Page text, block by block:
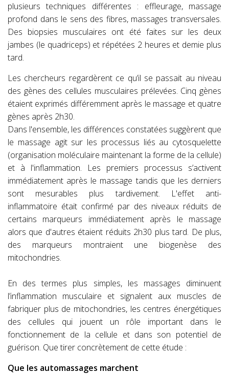
plusieurs techniques différentes : effleurage, massage
profond dans le sens des fibres, massages transversales.
Des biopsies musculaires ont été faites sur les deux
jambes (le quadriceps) et répétées 2 heures et demie plus
tard.
Les chercheurs regardèrent ce qu’il se passait au niveau
des gènes des cellules musculaires prélevées. Cinq gènes
étaient exprimés différemment après le massage et quatre
gènes après 2h30.
Dans l'ensemble, les différences constatées suggèrent que
le massage agit sur les processus liés au cytosquelette
(organisation moléculaire maintenant la forme de la cellule)
et à l'inflammation. Les premiers processus s’activent
immédiatement après le massage tandis que les derniers
sont mesurables plus tardivement. L'effet anti-
inflammatoire était confirmé par des niveaux réduits de
certains marqueurs immédiatement après le massage
alors que d'autres étaient réduits 2h30 plus tard. De plus,
des marqueurs montraient une biogenèse des
mitochondries.
En des termes plus simples, les massages diminuent
l’inflammation musculaire et signalent aux muscles de
fabriquer plus de mitochondries, les centres énergétiques
des cellules qui jouent un rôle important dans le
fonctionnement de la cellule et dans son potentiel de
guérison. Que tirer concrètement de cette étude :
Que les automassages marchent